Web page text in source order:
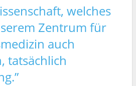
welches
Zentrum für
auch
tatsächlich